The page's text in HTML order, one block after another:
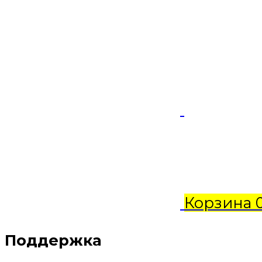
Корзина
Поддержка